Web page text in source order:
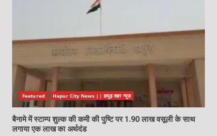
Featured Hapur City News || हापुड़ शहर न्यूज़
बैनामे में स्टाम्प शुल्क की कमी की पुष्टि पर 1.90 लाख वसूली के साथ
लगाया एक लाख का अर्थदंड